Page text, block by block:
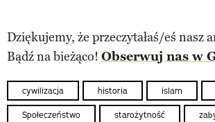
Dziękujemy, że przeczytałaś/eś nasz
Bądź na bieżąco! Obserwuj nas w
cywilizacja historia islam
Społeczeństwo starożytność